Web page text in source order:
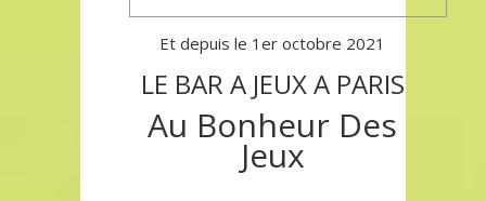
Et depuis le 1er octobre 2021
LE BAR A JEUX A PARIS
Au Bonheur Des
Jeux